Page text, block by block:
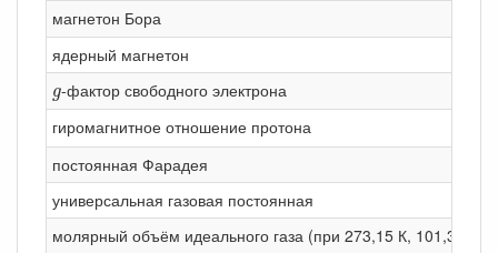
магнетон Бора
ядерный магнетон
g
g-фактор свободного электрона
гиромагнитное отношение протона
постоянная Фарадея
универсальная газовая постоянная
молярный объём идеального газа (при 273,15 К, 101,325